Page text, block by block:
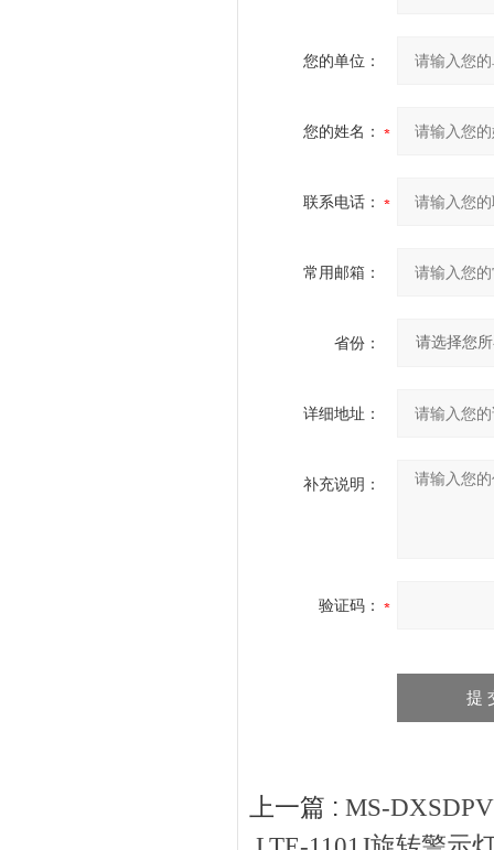
您的单位：
您的姓名：
联系电话：
常用邮箱：
省份：
详细地址：
补充说明：
验证码：
上一篇 : MS-